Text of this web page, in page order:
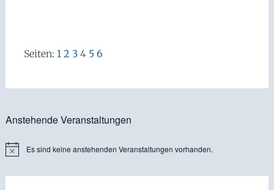
Seiten: 1 2 3 4 5 6
Anstehende Veranstaltungen
HinweisEs sind keine anstehenden Veranstaltungen vorhanden.